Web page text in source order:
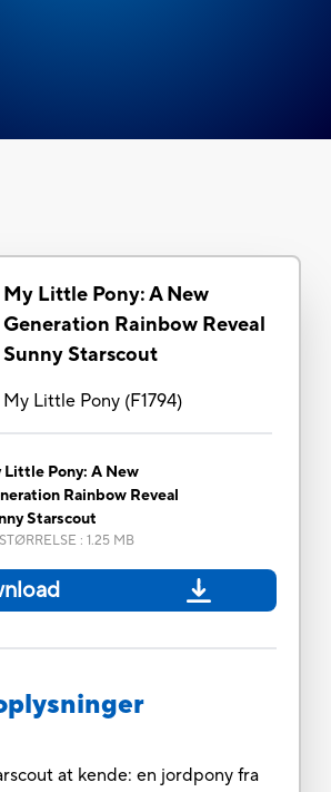
My Little Pony: A New
Generation Rainbow Reveal
Sunny Starscout
My Little Pony(F1794)
Little Pony: A New
Rainbow Reveal
Starscout
: 1.25 MB
at kende: en jordpony fra